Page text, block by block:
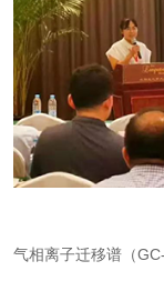
气相离子迁移谱（